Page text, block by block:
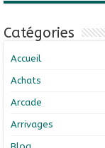
Catégories
Accueil
Achats
Arcade
Arrivages